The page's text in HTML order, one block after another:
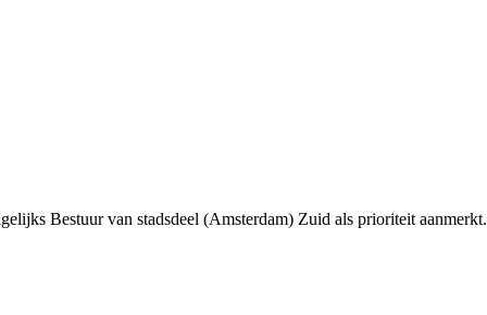
Bestuur van stadsdeel (Amsterdam) Zuid als prioriteit aanmerkt.